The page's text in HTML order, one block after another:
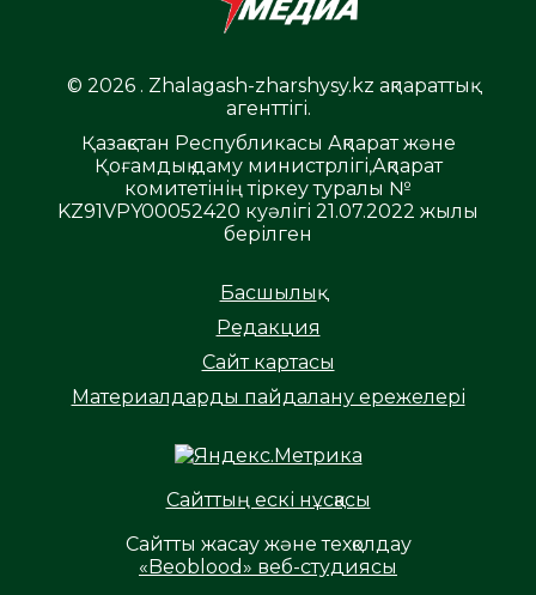
© 2026 . Zhalagash-zharshysy.kz ақпараттық
агенттігі.
Қазақстан Республикасы Ақпарат және
Қоғамдық даму министрлігі,Ақпарат
комитетінің тіркеу туралы №
KZ91VPY00052420 куәлігі 21.07.2022 жылы
берілген
Басшылық
Редакция
Сайт картасы
Материалдарды пайдалану ережелері
Сайттың ескі нұсқасы
Сайтты жасау және техқолдау
«Beoblood» веб-студиясы